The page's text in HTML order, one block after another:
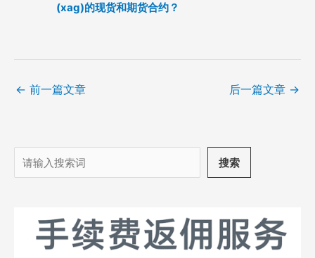
(xag)的现货和期货合约？
← 前一篇文章 后一篇文章 →
搜
索
搜索